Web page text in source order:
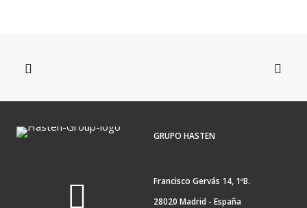
GRUPO HASTEN
Francisco Gervás 14, 1ºB.
28020 Madrid - España